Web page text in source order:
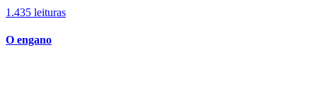
1.435 leituras
O engano